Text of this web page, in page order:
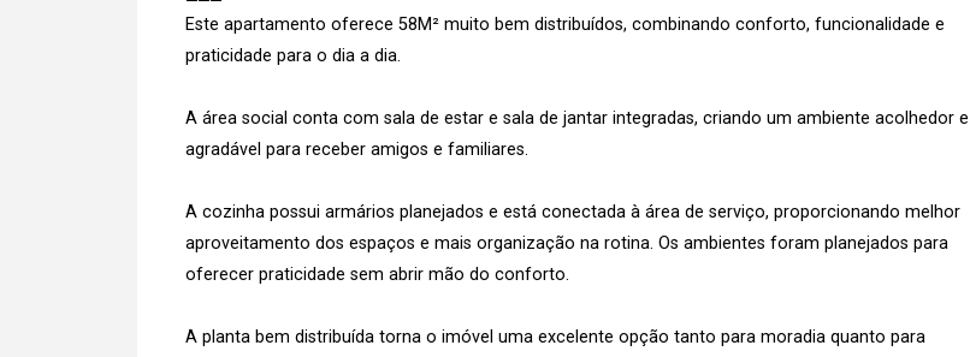
Este apartamento oferece 58M² muito bem distribuídos, combinando conforto, funcionalidade e
praticidade para o dia a dia.
A área social conta com sala de estar e sala de jantar integradas, criando um ambiente acolhedor e
agradável para receber amigos e familiares.
A cozinha possui armários planejados e está conectada à área de serviço, proporcionando melhor
aproveitamento dos espaços e mais organização na rotina. Os ambientes foram planejados para
oferecer praticidade sem abrir mão do conforto.
A planta bem distribuída torna o imóvel uma excelente opção tanto para moradia quanto para